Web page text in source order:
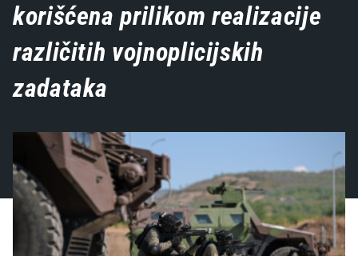
korišćena prilikom realizacije
različitih vojnoplicijskih
zadataka